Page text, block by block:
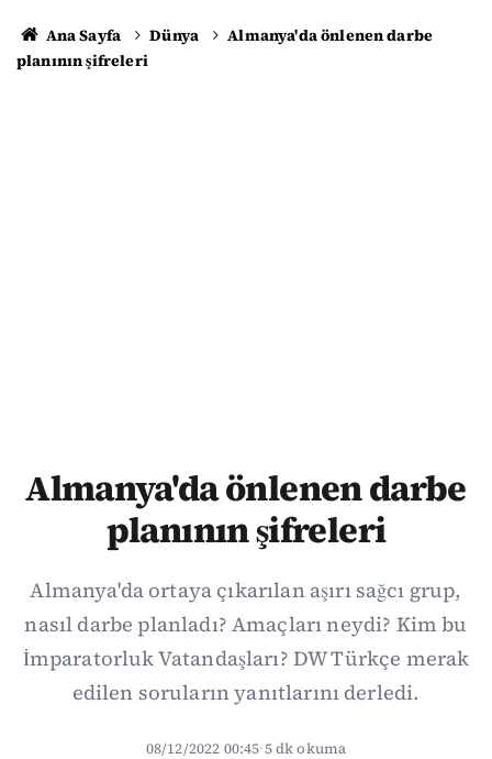
Ana Sayfa Dünya
Almanya'da önlenen darbe
planının şifreleri
Almanya'da önlenen darbe
planının şifreleri
Almanya'da ortaya çıkarılan aşırı sağcı grup,
nasıl darbe planladı? Amaçları neydi? Kim bu
İmparatorluk Vatandaşları? DW Türkçe merak
edilen soruların yanıtlarını derledi.
08/12/2022 00:45·5 dk okuma